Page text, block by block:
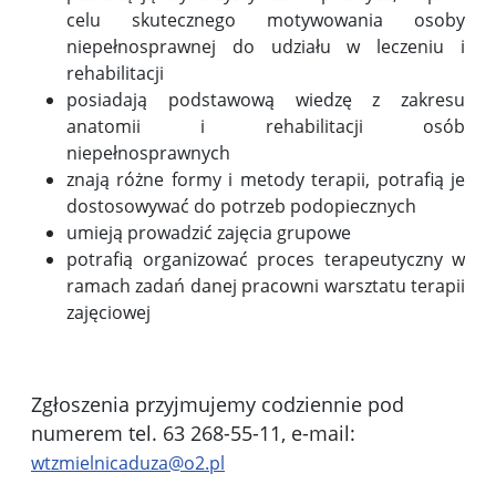
celu skutecznego motywowania osoby
niepełnosprawnej do udziału w leczeniu i
rehabilitacji
posiadają podstawową wiedzę z zakresu
anatomii i rehabilitacji osób
niepełnosprawnych
znają różne formy i metody terapii, potrafią je
dostosowywać do potrzeb podopiecznych
umieją prowadzić zajęcia grupowe
potrafią organizować proces terapeutyczny w
ramach zadań danej pracowni warsztatu terapii
zajęciowej
Zgłoszenia przyjmujemy codziennie pod
numerem tel. 63 268-55-11, e-mail:
wtzmielnicaduza@o2.pl